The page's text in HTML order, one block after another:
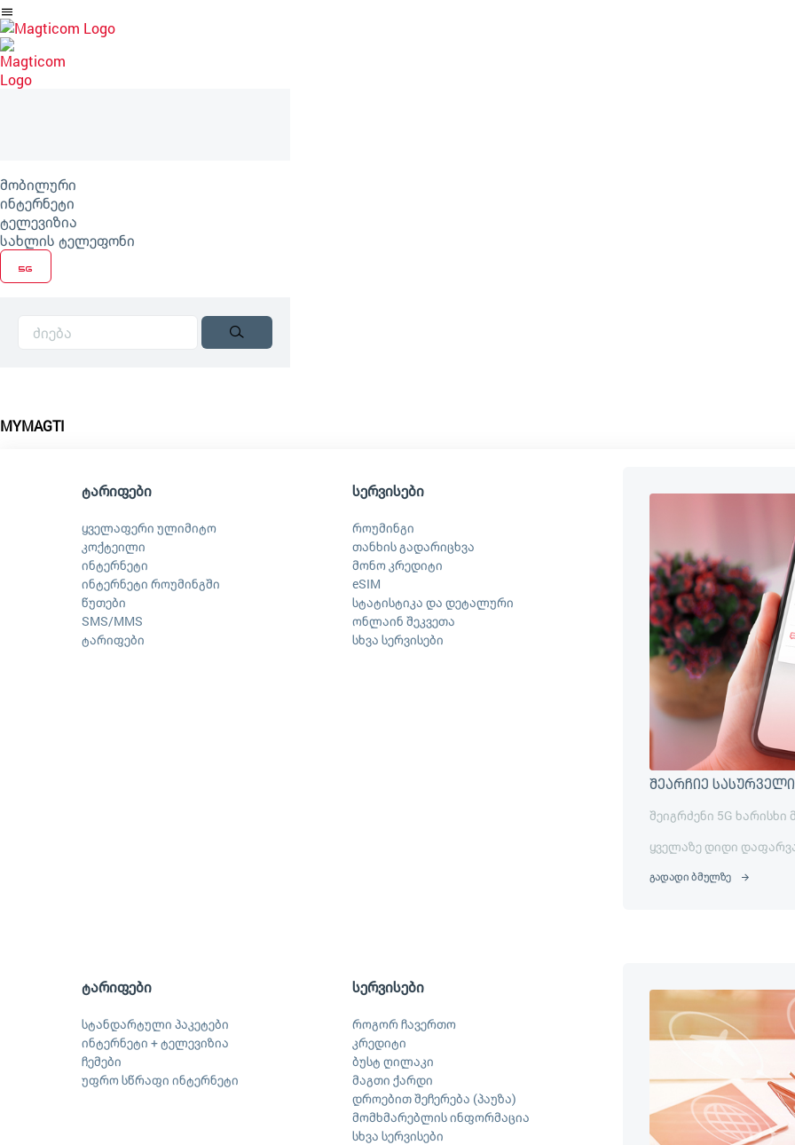
არტიკლზე
გადასვლა
მობილური
ინტერნეტი
ტელევიზია
სახლის ტელეფონი
MYMAGTI
ტარიფები
ყველაფერი ულიმიტო
კოქტეილი
ინტერნეტი
ინტერნეტი როუმინგში
წუთები
SMS/MMS
ტარიფები
სერვისები
როუმინგი
თანხის გადარიცხვა
მონო კრედიტი
eSIM
სტატისტიკა და დეტალური
ონლაინ შეკვეთა
სხვა სერვისები
შეარჩიე
შეიგრძენი 5G ხარისხი
ყველაზე დიდი
გადადი ბმულზე
ტარიფები
სტანდარტული პაკეტები
ინტერნეტი + ტელევიზია
ჩემები
უფრო სწრაფი ინტერნეტი
სერვისები
როგორ ჩავერთო
კრედიტი
ბუსტ ღილაკი
მაგთი ქარდი
დროებით შეჩერება (პაუზა)
მომხმარებლის ინფორმაცია
სხვა სერვისები